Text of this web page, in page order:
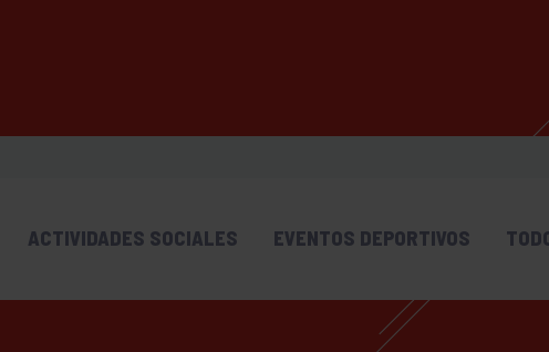
ACTIVIDADES SOCIALES EVENTOS DEPORTIVOS